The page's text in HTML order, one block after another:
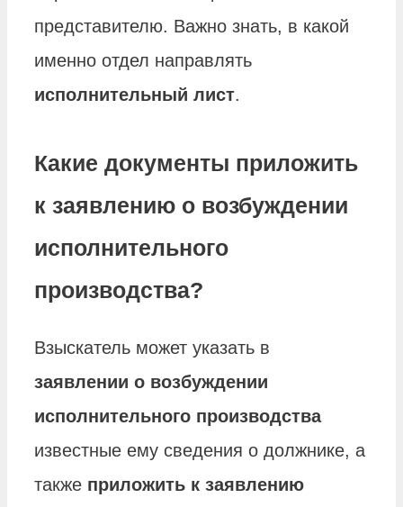
представителю. Важно знать, в какой
именно отдел направлять
исполнительный лист.
Какие документы приложить
к заявлению о возбуждении
исполнительного
производства?
Взыскатель может указать в
заявлении о возбуждении
исполнительного производства
известные ему сведения о должнике, а
также приложить к заявлению